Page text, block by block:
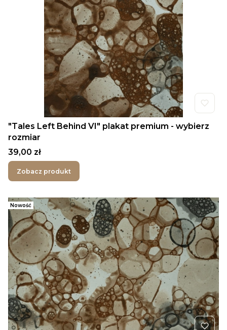
"Tales Left Behind VI" plakat premium - wybierz
rozmiar
Cena
39,00 zł
Zobacz produkt
Nowość